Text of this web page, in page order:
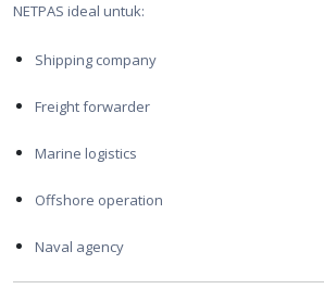
NETPAS ideal untuk:
Shipping company
Freight forwarder
Marine logistics
Offshore operation
Naval agency